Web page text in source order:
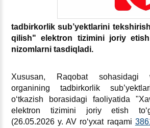
tadbirkorlik sub’yektlarini
qilish" elektron tizimini joriy
nizomlarni tasdiqladi.
Xususan, Raqobat sohasidagi
organining tadbirkorlik
oʻtkazish borasidagi faoliyatida
elektron tizimini joriy etish
(26.05.2026 y. AV roʻyхat raqami